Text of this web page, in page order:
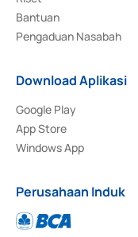
Bantuan
Pengaduan Nasabah
Download Aplikasi
Google Play
App Store
Windows App
Perusahaan Induk